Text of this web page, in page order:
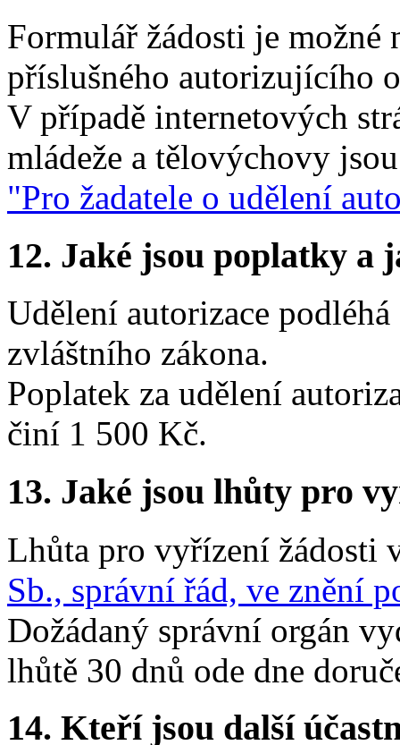
Formulář žádosti je možné
příslušného autorizujícího
V případě internetových
mládeže a tělovýchovy
"Pro žadatele o udělení
12. Jaké jsou poplatky a
Udělení autorizace
zvláštního zákona.
Poplatek za udělení
činí 1 500 Kč.
13. Jaké jsou lhůty pro
Lhůta pro vyřízení žádosti
Sb., správní řád, ve znění
Dožádaný správní orgán
lhůtě 30 dnů ode dne
14. Kteří jsou další